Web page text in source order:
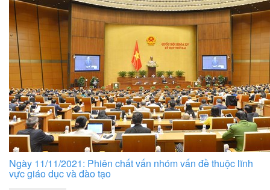
Ngày 11/11/2021: Phiên chất vấn nhóm vấn đề thuộc lĩnh
vực giáo dục và đào tạo